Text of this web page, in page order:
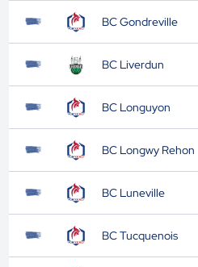
BC Gondreville
BC Liverdun
BC Longuyon
BC Longwy Rehon
BC Luneville
BC Tucquenois